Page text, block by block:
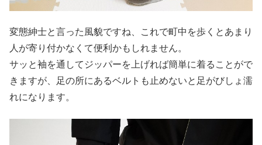
変態紳士と言った風貌ですね、これで町中を歩くとあまり
人が寄り付かなくて便利かもしれません。
サッと袖を通してジッパーを上げれば簡単に着ることがで
きますが、足の所にあるベルトも止めないと足がびしょ濡
れになります。